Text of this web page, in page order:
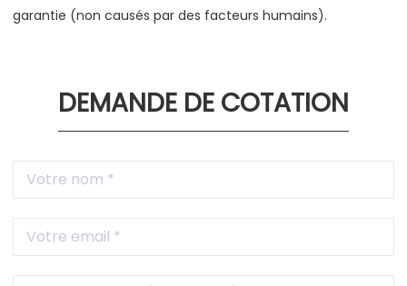
garantie (non causés par des facteurs humains).
DEMANDE DE COTATION